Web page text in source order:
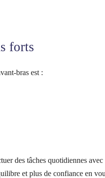
forts
bras est :
des tâches quotidiennes
et plus de confiance en